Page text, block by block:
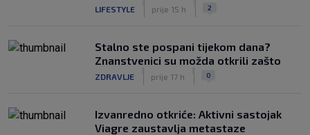
LIFESTYLE prije 15 h 2
Stalno ste pospani tijekom dana?
Znanstvenici su možda otkrili zašto
ZDRAVLJE prije 17 h 0
Izvanredno otkriće: Aktivni sastojak
Viagre zaustavlja metastaze